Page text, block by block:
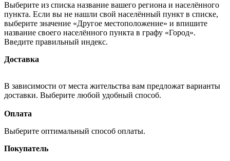
Выберите из списка название вашего региона и населённого
пункта. Если вы не нашли свой населённый пункт в списке,
выберите значение «Другое местоположение» и впишите
название своего населённого пункта в графу «Город».
Введите правильный индекс.
Доставка
В зависимости от места жительства вам предложат варианты
доставки. Выберите любой удобный способ.
Оплата
Выберите оптимальный способ оплаты.
Покупатель